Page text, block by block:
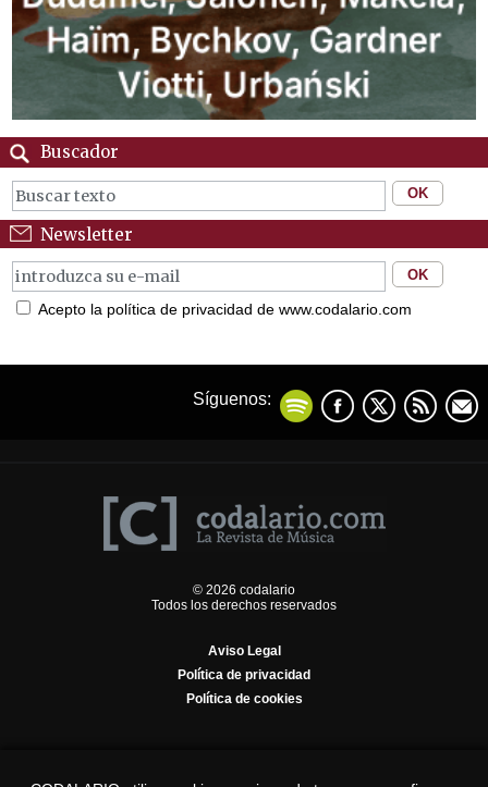
Buscador
Newsletter
Acepto la política de privacidad de www.codalario.com
Síguenos:
© 2026 codalario
Todos los derechos reservados
Aviso Legal
Política de privacidad
Política de cookies